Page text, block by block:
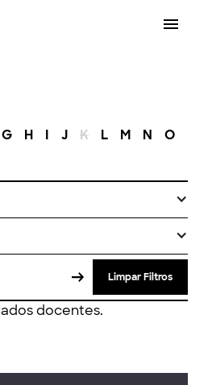
G H I J K L M N O
Limpar Filtros
docentes.